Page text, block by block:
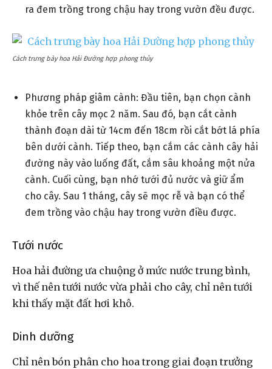
ra đem trồng trong chậu hay trong vườn đều được.
Cách trưng bày hoa Hải Đường hợp phong thủy
Phương pháp giâm cành: Đầu tiên, bạn chọn cành
khỏe trên cây mọc 2 năm. Sau đó, bạn cắt cành
thành đoạn dài từ 14cm đến 18cm rồi cắt bớt lá phía
bên dưới cành. Tiếp theo, bạn cắm các cành cây hải
đường này vào luống đất, cắm sâu khoảng một nửa
cành. Cuối cùng, bạn nhớ tưới đủ nước và giữ ẩm
cho cây. Sau 1 tháng, cây sẽ mọc rễ và bạn có thể
đem trồng vào chậu hay trong vườn điều được.
Tưới nước
Hoa hải đường ưa chuộng ở mức nước trung bình,
vì thế nên tưới nước vừa phải cho cây, chỉ nên tưới
khi thấy mặt đất hơi khô.
Dinh dưỡng
Chỉ nên bón phân cho hoa trong giai đoạn trưởng